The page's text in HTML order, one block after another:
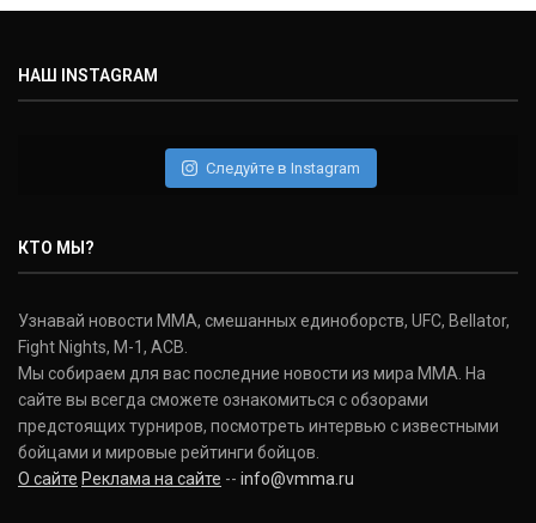
НАШ INSTAGRAM
Следуйте в Instagram
КТО МЫ?
Узнавай новости ММА, смешанных единоборств, UFC, Bellator,
Fight Nights, M-1, ACB.
Мы собираем для вас последние новости из мира ММА. На
сайте вы всегда сможете ознакомиться с обзорами
предстоящих турниров, посмотреть интервью с известными
бойцами и мировые рейтинги бойцов.
О сайте Реклама на сайте -- info@vmma.ru